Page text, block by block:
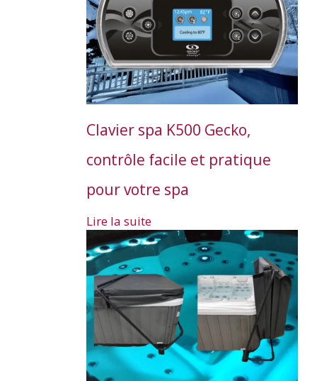
Clavier spa K500 Gecko,
contrôle facile et pratique
pour votre spa
Lire la suite